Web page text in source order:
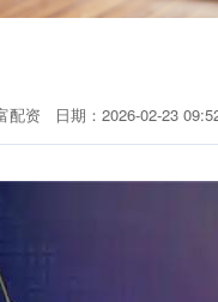
配资 日期：2026-02-23